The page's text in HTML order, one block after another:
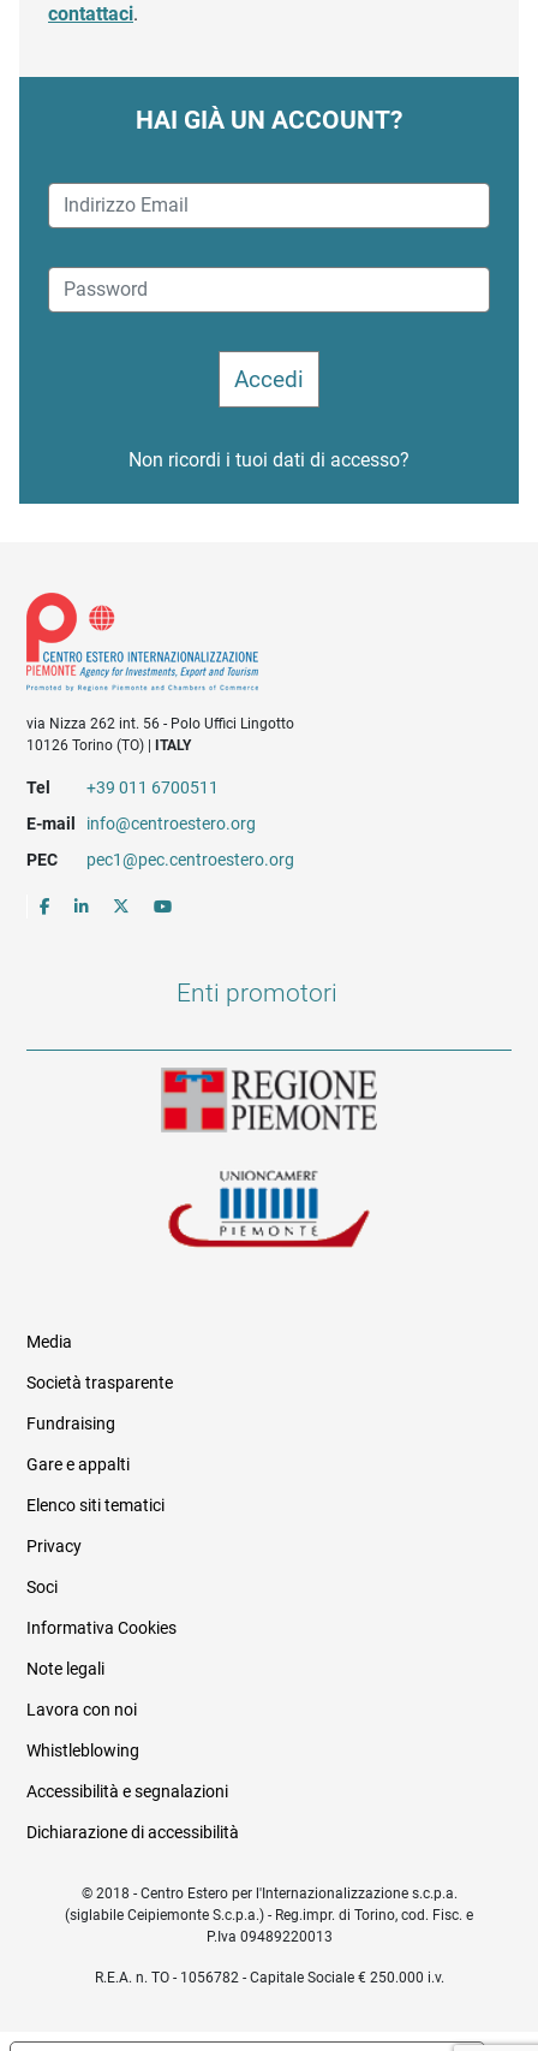
contattaci.
HAI GIÀ UN ACCOUNT?
Non ricordi i tuoi dati di accesso?
via Nizza 262 int. 56 - Polo Uffici Lingotto
10126 Torino (TO) |
ITALY
Tel
+39 011 6700511
E-mail
info@centroestero.org
PEC
pec1@pec.centroestero.org
Enti promotori
Informazioni legali e trasparenza
Media
Società trasparente
Fundraising
Gare e appalti
Elenco siti tematici
Privacy
Soci
Informativa Cookies
Note legali
Lavora con noi
Whistleblowing
Accessibilità e segnalazioni
Dichiarazione di accessibilità
© 2018 - Centro Estero per l'Internazionalizzazione s.c.p.a.
(siglabile Ceipiemonte S.c.p.a.) - Reg.impr. di Torino, cod. Fisc. e
P.Iva 09489220013
R.E.A. n. TO - 1056782 - Capitale Sociale € 250.000 i.v.